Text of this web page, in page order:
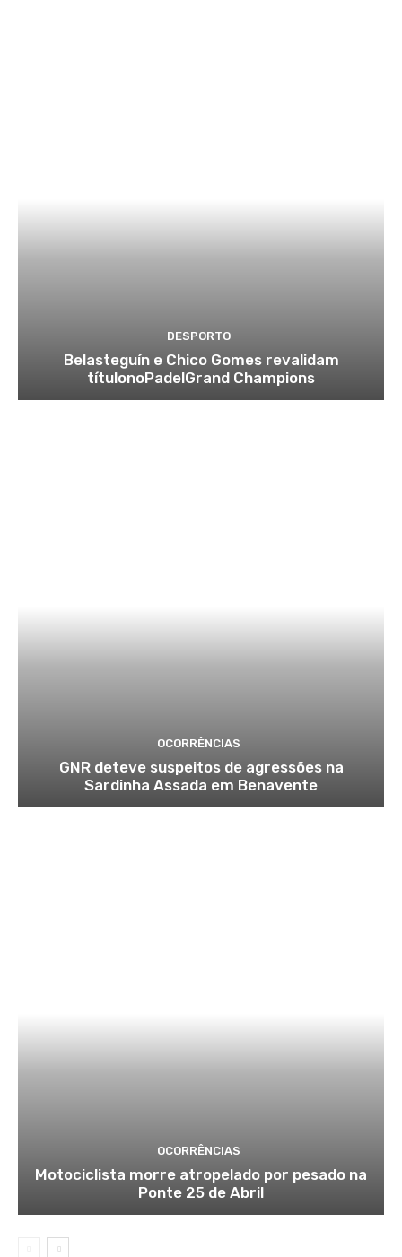
DESPORTO
Belasteguín e Chico Gomes revalidam
títulonoPadelGrand Champions
OCORRÊNCIAS
GNR deteve suspeitos de agressões na
Sardinha Assada em Benavente
OCORRÊNCIAS
Motociclista morre atropelado por pesado na
Ponte 25 de Abril